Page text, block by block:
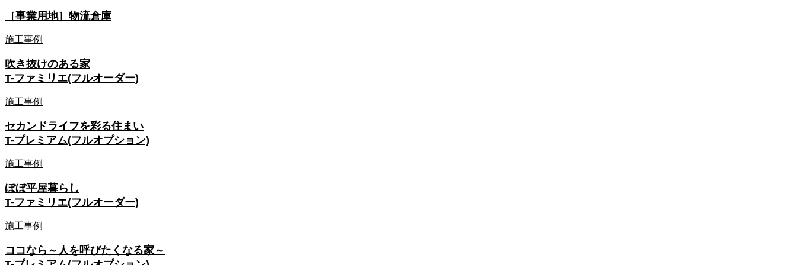
［事業用地］物流倉庫
施工事例
吹き抜けのある家
T-ファミリエ(フルオーダー)
施工事例
セカンドライフを彩る住まい
T-プレミアム(フルオプション)
施工事例
ぼぼ平屋暮らし
T-ファミリエ(フルオーダー)
施工事例
ココなら～人を呼びたくなる家～